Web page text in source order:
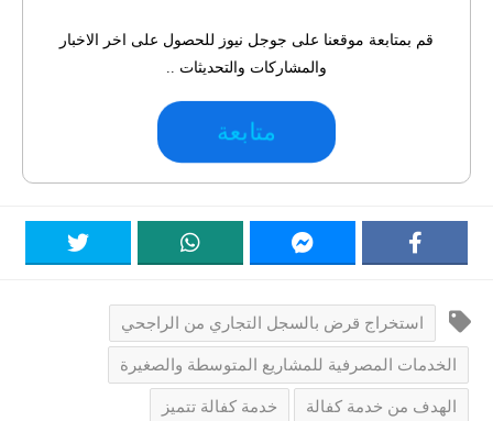
قم بمتابعة موقعنا على جوجل نيوز للحصول على اخر الاخبار
والمشاركات والتحديثات ..
متابعة
استخراج قرض بالسجل التجاري من الراجحي
الخدمات المصرفية للمشاريع المتوسطة والصغيرة
الهدف من خدمة كفالة خدمة كفالة تتميز